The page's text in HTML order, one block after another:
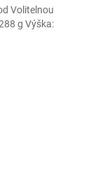
Volitelnou
g Výška: